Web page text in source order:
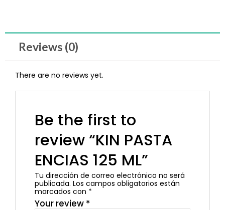
Reviews (0)
There are no reviews yet.
Be the first to
review “KIN PASTA
ENCIAS 125 ML”
Tu dirección de correo electrónico no será
publicada. Los campos obligatorios están
marcados con *
Your review *